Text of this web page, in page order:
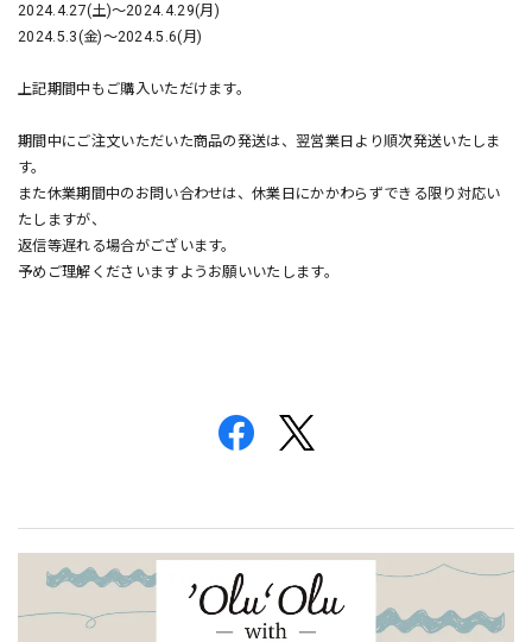
2024.4.27(土)～2024.4.29(月)
2024.5.3(金)～2024.5.6(月)
上記期間中もご購入いただけます。
期間中にご注文いただいた商品の発送は、翌営業日より順次発送いたしま
す。
また休業期間中のお問い合わせは、休業日にかかわらずできる限り対応い
たしますが、
返信等遅れる場合がございます。
予めご理解くださいますようお願いいたします。